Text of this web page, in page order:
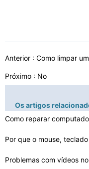
Anterior : Como limpar
Próximo : No
Os artigos
Como reparar
Problemas com vídeos